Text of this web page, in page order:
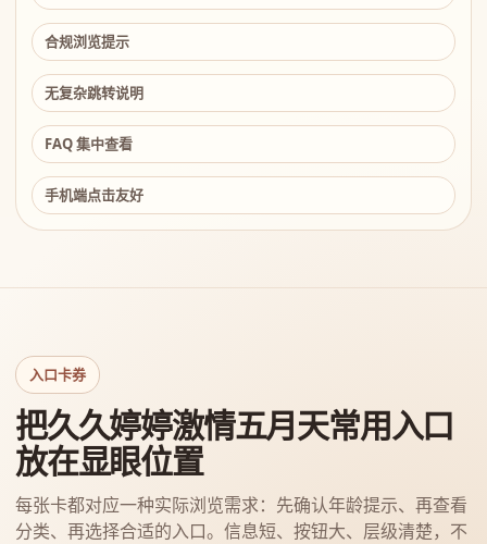
合规浏览提示
无复杂跳转说明
FAQ 集中查看
手机端点击友好
入口卡券
把久久婷婷激情五月天常用入口
放在显眼位置
每张卡都对应一种实际浏览需求：先确认年龄提示、再查看
分类、再选择合适的入口。信息短、按钮大、层级清楚，不